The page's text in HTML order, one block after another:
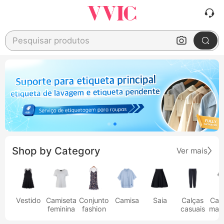
Pesquisar produtos
Shop by Category Ver mais
Vestido
Camiseta
feminina
Conjunto
fashion
Camisa Saia
Calças
casuais